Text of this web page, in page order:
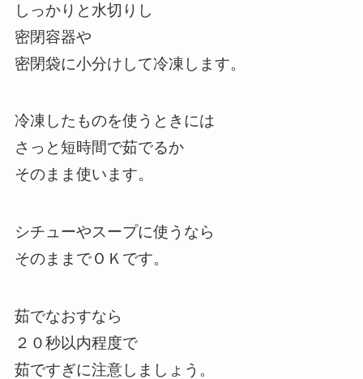
しっかりと水切りし
密閉容器や
密閉袋に小分けして冷凍します。
冷凍したものを使うときには
さっと短時間で茹でるか
そのまま使います。
シチューやスープに使うなら
そのままでＯＫです。
茹でなおすなら
２０秒以内程度で
茹ですぎに注意しましょう。